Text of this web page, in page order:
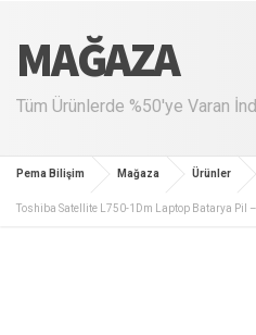
MAĞAZA
Tüm Ürünlerde %50'ye Varan
Pema Bilişim Mağaza Ürünler
Toshiba Satellite L750-1Dm Laptop Batarya Pil